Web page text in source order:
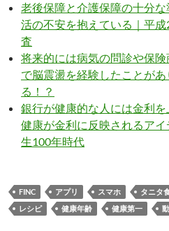
老後保障と介護保障の十分
活の不安を抱えている｜平
査
将来的には病気の問診や保
で脳震盪を経験したことが
る！？
銀行が健康的な人には金利
健康が金利に反映されるア
生100年時代
FINC アプリ スマホ タニタ
レシピ
健康年齢 健康第一